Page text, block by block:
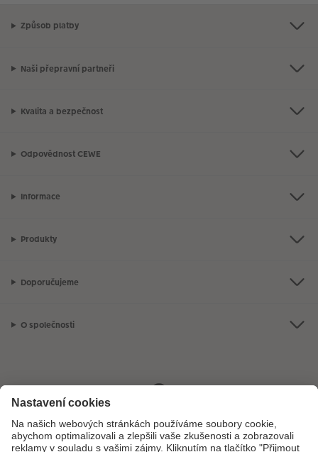
zasílanou.
originální pohled!
Způsob platby
Naši přepravní partneři
Kvalita a bezpečnost
Odpovědnost CEWE
Informace
Produkty
Doporučujeme
O společnosti
Máte-li jakékoli dotazy týkající se fotoproduktů nebo objednávek,